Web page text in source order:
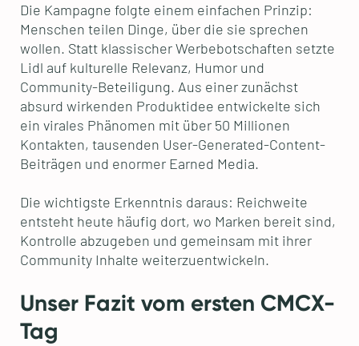
Die Kampagne folgte einem einfachen Prinzip:
Menschen teilen Dinge, über die sie sprechen
wollen. Statt klassischer Werbebotschaften setzte
Lidl auf kulturelle Relevanz, Humor und
Community-Beteiligung. Aus einer zunächst
absurd wirkenden Produktidee entwickelte sich
ein virales Phänomen mit über 50 Millionen
Kontakten, tausenden User-Generated-Content-
Beiträgen und enormer Earned Media.
Die wichtigste Erkenntnis daraus: Reichweite
entsteht heute häufig dort, wo Marken bereit sind,
Kontrolle abzugeben und gemeinsam mit ihrer
Community Inhalte weiterzuentwickeln.
Unser Fazit vom ersten CMCX-
Tag